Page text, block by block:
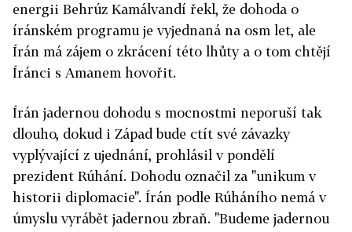
energii Behrúz Kamálvandí řekl, že dohoda o
íránském programu je vyjednaná na osm let, ale
Írán má zájem o zkrácení této lhůty a o tom chtějí
Íránci s Amanem hovořit.
Írán jadernou dohodu s mocnostmi neporuší tak
dlouho, dokud i Západ bude ctít své závazky
vyplývající z ujednání, prohlásil v pondělí
prezident Rúhání. Dohodu označil za "unikum v
historii diplomacie". Írán podle Rúháního nemá v
úmyslu vyrábět jadernou zbraň. "Budeme jadernou